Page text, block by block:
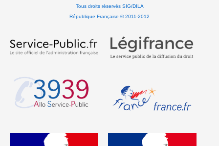
Tous droits réservés SIG/DILA
République Française © 2011-2012